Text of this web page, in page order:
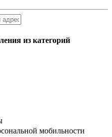
из категорий
мобильности